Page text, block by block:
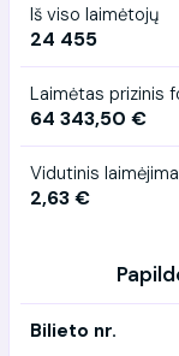
Iš viso laimėtojų
24 455
Laimėtas prizinis
64 343,50 €
Vidutinis
2,63 €
Bilieto nr.